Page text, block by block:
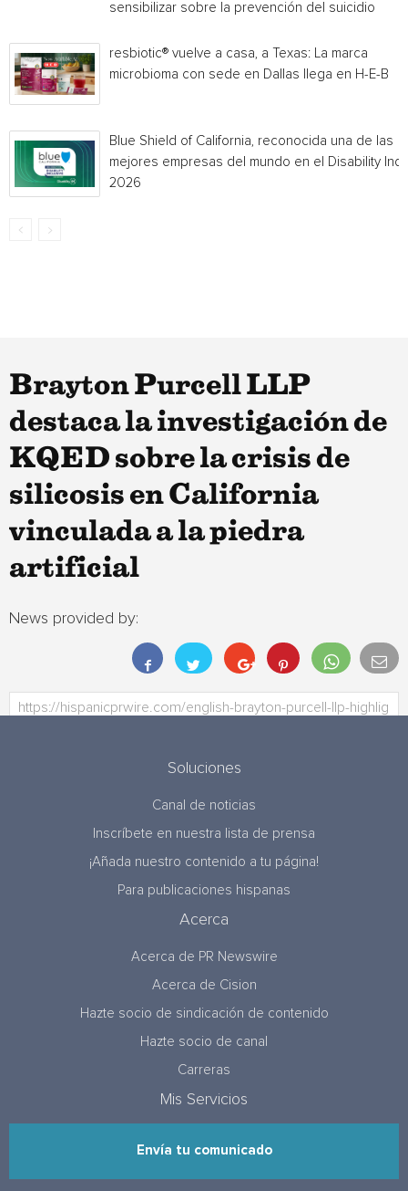
sensibilizar sobre la prevención del suicidio
resbiotic® vuelve a casa, a Texas: La marca
microbioma con sede en Dallas llega en H-E-B
Blue Shield of California, reconocida una de las
mejores empresas del mundo en el Disability
2026
Brayton Purcell LLP
destaca la investigación de
KQED sobre la crisis de
silicosis en California
vinculada a la piedra
artificial
News provided by:
Soluciones
Canal de noticias
Inscríbete en nuestra lista de prensa
¡Añada nuestro contenido a tu página!
Para publicaciones hispanas
Acerca
Acerca de PR Newswire
Acerca de Cision
Hazte socio de sindicación de contenido
Hazte socio de canal
Carreras
Mis Servicios
Envía tu comunicado